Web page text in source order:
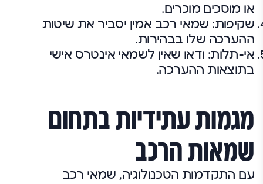
או מוסכים מוכרים.
שקיפות: שמאי רכב אמין יסביר את שיטות
ההערכה שלו בבהירות.
אי-תלות: ודאו שאין לשמאי אינטרס אישי
בתוצאות ההערכה.
מגמות עתידיות בתחום
שמאות הרכב
עם התקדמות הטכנולוגיה, שמאי רכב